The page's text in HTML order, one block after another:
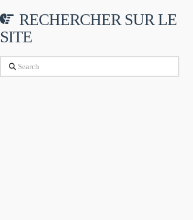
RECHERCHER SUR LE
SITE
Search